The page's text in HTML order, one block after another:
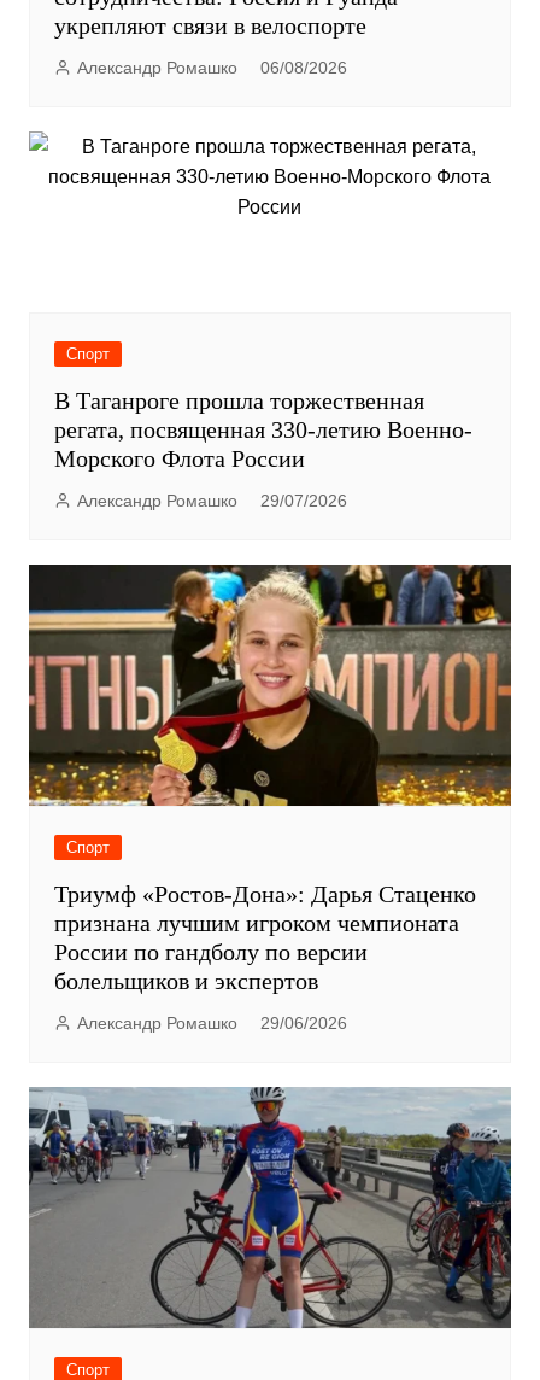
укрепляют связи в велоспорте
Александр Ромашко 06/08/2026
Спорт
В Таганроге прошла торжественная
регата, посвященная 330-летию Военно-
Морского Флота России
Александр Ромашко 29/07/2026
Спорт
Триумф «Ростов-Дона»: Дарья Стаценко
признана лучшим игроком чемпионата
России по гандболу по версии
болельщиков и экспертов
Александр Ромашко 29/06/2026
Спорт